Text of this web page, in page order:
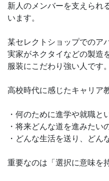
新人のメンバーを支えられ
います。
某セレクトショップでのア
実家がネクタイなどの製造
服装にこだわり強い人です。
高校時代に感じたキャリア
・何のために進学や就職と
・将来どんな道を進みたい
・どんな生活を送り、どん
重要なのは「選択に意味を